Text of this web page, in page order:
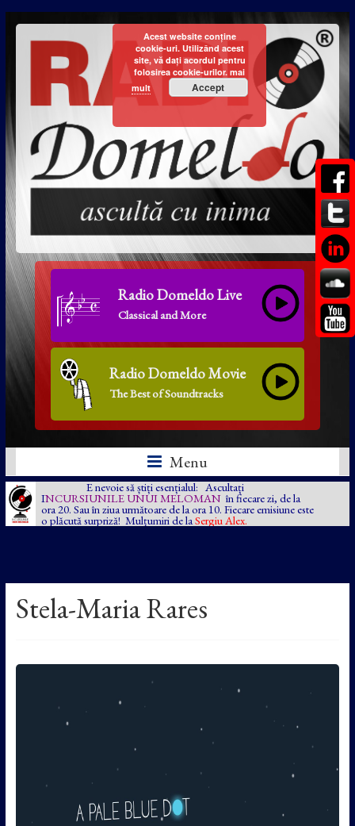
Radio Domeldo Live
Classical and More
Radio Domeldo Movie
The Best of Soundtracks
Menu
E nevoie să știți esențialul: Ascultați
INCURSIUNILE UNUI MELOMAN în fiecare zi, de la
ora 20. Sau în ziua următoare de la ora 10. Fiecare emisiune este
o plăcută surpriză! Mulțumiri de la Sergiu Alex.
Stela-Maria Rares
Acest website conține
cookie-uri. Utilizând acest
site, vă dați acordul pentru
folosirea cookie-urilor. mai
mult
Accept